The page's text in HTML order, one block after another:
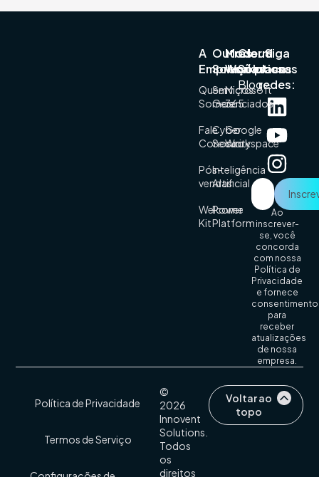
A
Empresa
Quem
Somos
Fale
Conosco
Pós-
vendas
Welcome
Kit
Outras
Soluções
Serviços
Gerenciados
Cyber
Security
Inteligência
Artificial
Power
Platform
Modern
Workplace
Microsoft
365
Google
Workspace
Cloud
Solutions
Blog
Siga
nossas
redes:
Ao
inscrever-
se, você
concorda
com nossa
Política de
Privacidade
e fornece
consentimento
para
receber
atualizações
de nossa
empresa.
©
2026
Innovent
Solutions.
Todos
os
direitos
Política de Privacidade
Termos de Serviço
Voltar ao
topo